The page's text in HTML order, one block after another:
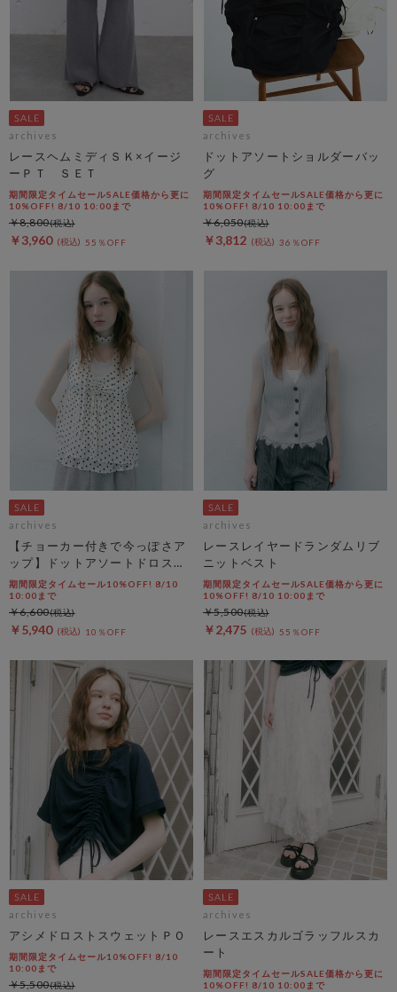
archives
レースヘムミディＳＫ×イージ
ーＰＴ ＳＥＴ
期間限定タイムセールSALE価格から更に
10%OFF! 8/10 10:00まで
￥3,960 55％OFF
￥8,800
archives
ドットアソートショルダーバッ
グ
期間限定タイムセールSALE価格から更に
10%OFF! 8/10 10:00まで
￥3,812 36％OFF
￥6,050
archives
【チョーカー付きで今っぽさア
ップ】ドットアソートドロスト
キャミチュニック
期間限定タイムセール10%OFF! 8/10
10:00まで
￥5,940 10％OFF
￥6,600
archives
レースレイヤードランダムリブ
ニットベスト
期間限定タイムセールSALE価格から更に
10%OFF! 8/10 10:00まで
￥2,475 55％OFF
￥5,500
archives
アシメドロストスウェットＰＯ
期間限定タイムセール10%OFF! 8/10
10:00まで
￥5,500
archives
レースエスカルゴラッフルスカ
ート
期間限定タイムセールSALE価格から更に
10%OFF! 8/10 10:00まで